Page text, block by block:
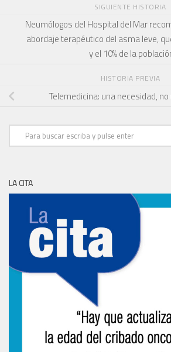
SIGUIENTE HISTORIA
Neumólogos del Hospital del Mar
abordaje terapéutico del asma leve,
y el 10% de la
HISTORIA PREVIA
Telemedicina: una necesidad,
LA CITA